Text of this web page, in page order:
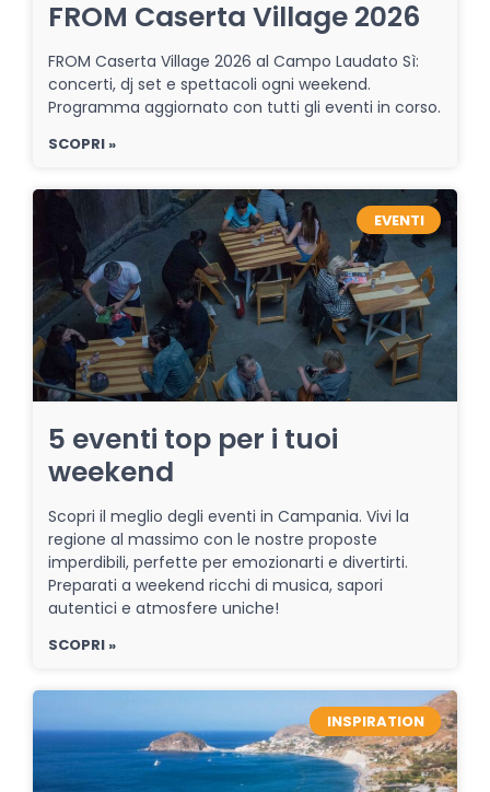
FROM Caserta Village 2026
FROM Caserta Village 2026 al Campo Laudato Sì:
concerti, dj set e spettacoli ogni weekend.
Programma aggiornato con tutti gli eventi in corso.
SCOPRI »
EVENTI
5 eventi top per i tuoi
weekend
Scopri il meglio degli eventi in Campania. Vivi la
regione al massimo con le nostre proposte
imperdibili, perfette per emozionarti e divertirti.
Preparati a weekend ricchi di musica, sapori
autentici e atmosfere uniche!
SCOPRI »
INSPIRATION